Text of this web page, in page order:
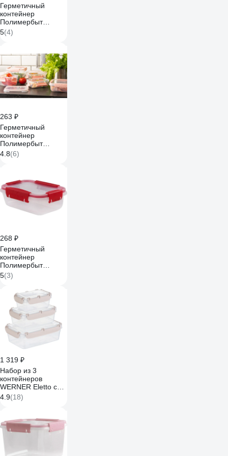
Герметичный
контейнер
Полимербыт
BUTTERFLY
BRIGHT 0.5 л, хвоя
5(4)
263 ₽
Герметичный
контейнер
Полимербыт
BUTTERFLY LIGHT
0.75 л, розовый
4.8(6)
268 ₽
Герметичный
контейнер
Полимербыт
BUTTERFLY
BRIGHT 0.5 л,
красный 437815900
5(3)
1 319 ₽
Набор из 3
контейнеров
WERNER Eletto с
защелками 0,4 л,
0,8 л, 1,4 л. 51575
4.9(18)